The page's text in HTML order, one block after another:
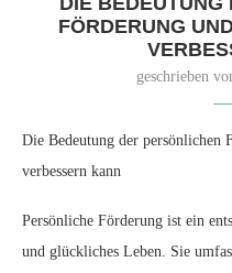
FÖRDERUNG
geschrieben
Die Bedeutung der persönlichen
verbessern kann
Persönliche Förderung ist ein
und glückliches Leben. Sie